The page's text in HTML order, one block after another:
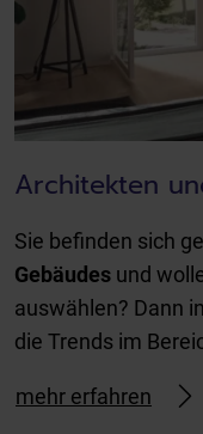
Architekten
Sie befinden sich
Gebäudes und
auswählen? Dann
die Trends im
mehr erfahren